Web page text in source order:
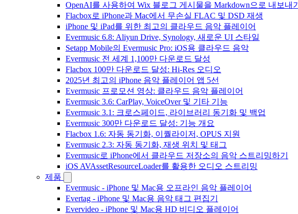
OpenAI를 사용하여 Wix 블로그 게시물을 Markdown으로 내보내기
Flacbox로 iPhone과 Mac에서 무손실 FLAC 및 DSD 재생
iPhone 및 iPad를 위한 최고의 클라우드 음악 플레이어
Evermusic 6.8: Aliyun Drive, Synology, 새로운 UI 스타일
Setapp Mobile의 Evermusic Pro: iOS용 클라우드 음악
Evermusic 전 세계 1,100만 다운로드 달성
Flacbox 100만 다운로드 달성: Hi-Res 오디오
2025년 최고의 iPhone 음악 플레이어 앱 5선
Evermusic 프로모션 영상: 클라우드 음악 플레이어
Evermusic 3.6: CarPlay, VoiceOver 및 기타 기능
Evermusic 3.1: 크로스페이드, 라이브러리 동기화 및 백업
Evermusic 300만 다운로드 달성: 기능 개요
Flacbox 1.6: 자동 동기화, 이퀄라이저, OPUS 지원
Evermusic 2.3: 자동 동기화, 재생 위치 및 태그
Evermusic로 iPhone에서 클라우드 저장소의 음악 스트리밍하기
iOS AVAssetResourceLoader를 활용한 오디오 스트리밍
제품
Evermusic - iPhone 및 Mac용 오프라인 음악 플레이어
Evertag - iPhone 및 Mac용 음악 태그 편집기
Evervideo - iPhone 및 Mac용 HD 비디오 플레이어